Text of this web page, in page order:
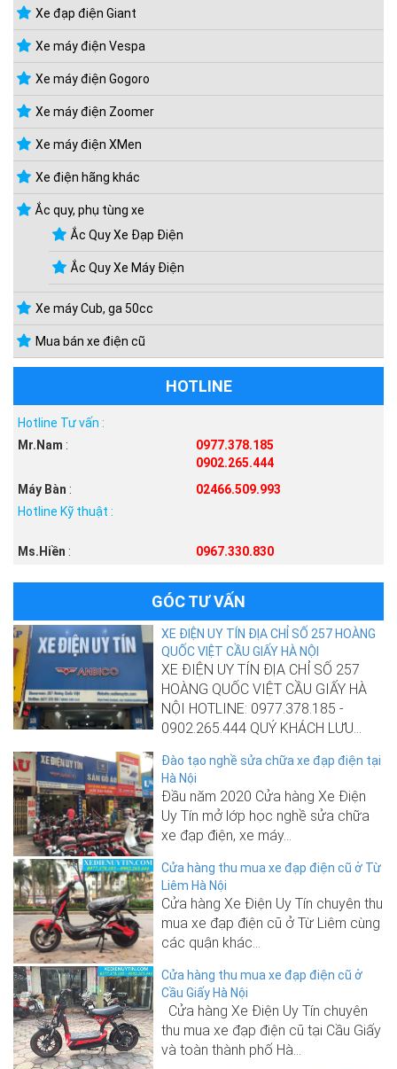
Xe đạp điện Giant
Xe máy điện Vespa
Xe máy điện Gogoro
Xe máy điện Zoomer
Xe máy điện XMen
Xe điện hãng khác
Ắc quy, phụ tùng xe
Ắc Quy Xe Đạp Điện
Ắc Quy Xe Máy Điện
Xe máy Cub, ga 50cc
Mua bán xe điện cũ
HOTLINE
Hotline Tư vấn :
Mr.Nam :
0977.378.185
0902.265.444
Máy Bàn :
02466.509.993
Hotline Kỹ thuật :
Ms.Hiền : 0967.330.830
GÓC TƯ VẤN
XE ĐIỆN UY TÍN ĐỊA CHỈ SỐ 257 HOÀNG
QUỐC VIỆT CẦU GIẤY HÀ NỘI
XE ĐIỆN UY TÍN ĐỊA CHỈ SỐ 257
HOÀNG QUỐC VIỆT CẦU GIẤY HÀ
NỘI HOTLINE: 0977.378.185 -
0902.265.444 QUÝ KHÁCH LƯU...
Đào tạo nghề sửa chữa xe đạp điện tại
Hà Nội
Đầu năm 2020 Cửa hàng Xe Điện
Uy Tín mở lớp học nghề sửa chữa
xe đạp điện, xe máy...
Cửa hàng thu mua xe đạp điện cũ ở Từ
Liêm Hà Nội
Cửa hàng Xe Điện Uy Tín chuyên thu
mua xe đạp điện cũ ở Từ Liêm cùng
các quận khác...
Cửa hàng thu mua xe đạp điện cũ ở
Cầu Giấy Hà Nội
Cửa hàng Xe Điện Uy Tín chuyên
thu mua xe đạp điện cũ tại Cầu Giấy
và toàn thành phố Hà...